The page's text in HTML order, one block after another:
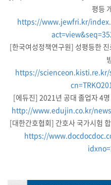
평등
https://www.jewfri.kr/
[한국여성정책연구원] 성평등한
https://scienceon.kisti.re.kr/
[에듀진] 2021년 공대 졸업자 4
http://www.edujin.co.kr/
[대한간호협회] 간호사 국가시험
https://